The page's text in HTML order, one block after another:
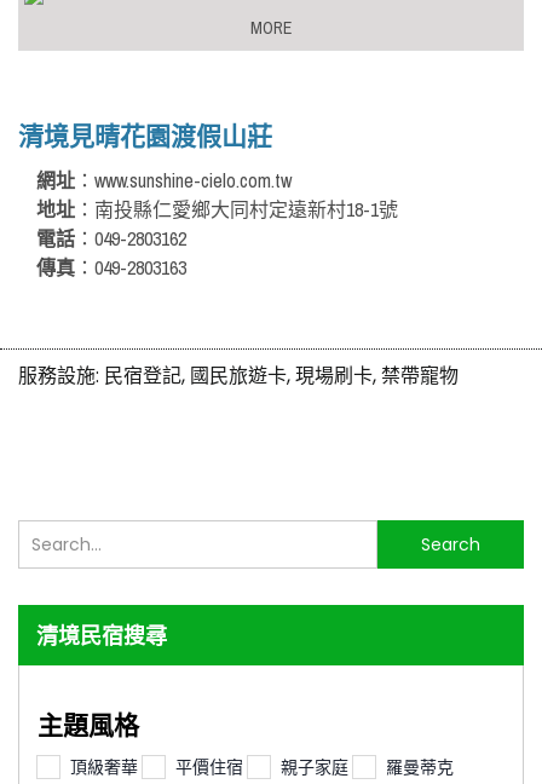
MORE
清境見晴花園渡假山莊
網址 ：www.sunshine-cielo.com.tw
地址 ：南投縣仁愛鄉大同村定遠新村18-1號
電話 ：049-2803162
傳真 ：049-2803163
服務設施: 民宿登記, 國民旅遊卡, 現場刷卡, 禁帶寵物
搜
尋...
Search
清境民宿搜尋
主題風格
頂級奢華 平價住宿 親子家庭
羅曼蒂克